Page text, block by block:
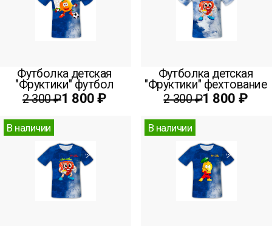
Футболка детская
"Фруктики" футбол
2 300 ₽1 800 ₽
Футболка детская
"Фруктики" фехтование
2 300 ₽1 800 ₽
В наличии В наличии